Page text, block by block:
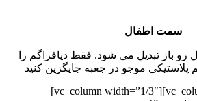
سمت اطفال
باز تبدیل می شود. فقط دیافراگم را
پلاستیکی موجو در جعبه جایگزین کنید
[/vc_column_text][/vc_column][vc_column width=”1/3″]